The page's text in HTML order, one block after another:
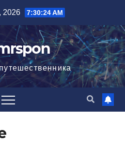
2026 7:30:25 AM